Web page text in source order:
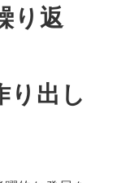
り返
り出し